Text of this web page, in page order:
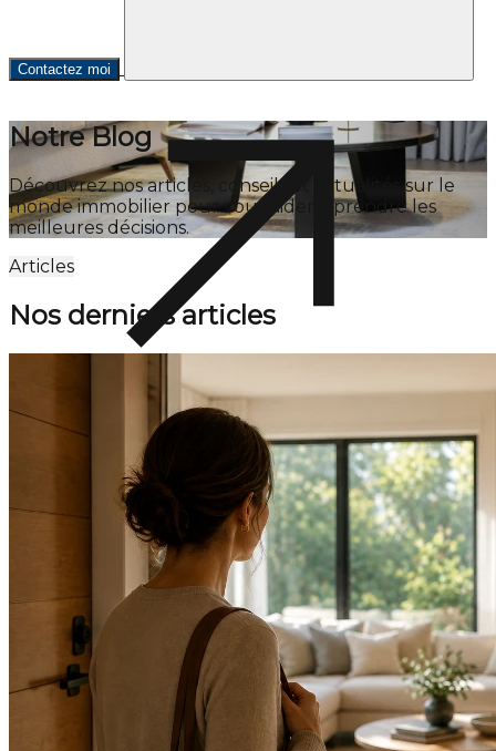
Contactez moi
Notre Blog
Découvrez nos articles, conseils et actualités sur le
monde immobilier pour vous aider à prendre les
meilleures décisions.
Articles
Nos derniers articles